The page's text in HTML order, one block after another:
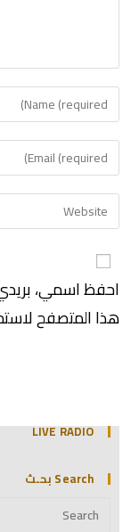
احفظ اسمي، بريدي
هذا المتصفح
LIVE RADIO
Search بحـث